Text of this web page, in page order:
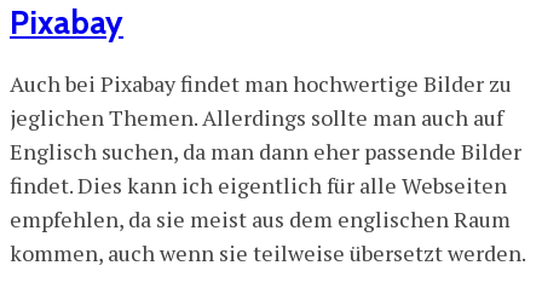
Pixabay
Auch bei Pixabay findet man hochwertige Bilder zu
jeglichen Themen. Allerdings sollte man auch auf
Englisch suchen, da man dann eher passende Bilder
findet. Dies kann ich eigentlich für alle Webseiten
empfehlen, da sie meist aus dem englischen Raum
kommen, auch wenn sie teilweise übersetzt werden.